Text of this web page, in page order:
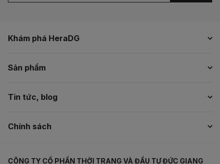
Khám phá HeraDG
Sản phẩm
Tin tức, blog
Chính sách
CÔNG TY CỔ PHẦN THỜI TRANG VÀ ĐẦU TƯ ĐỨC GIANG